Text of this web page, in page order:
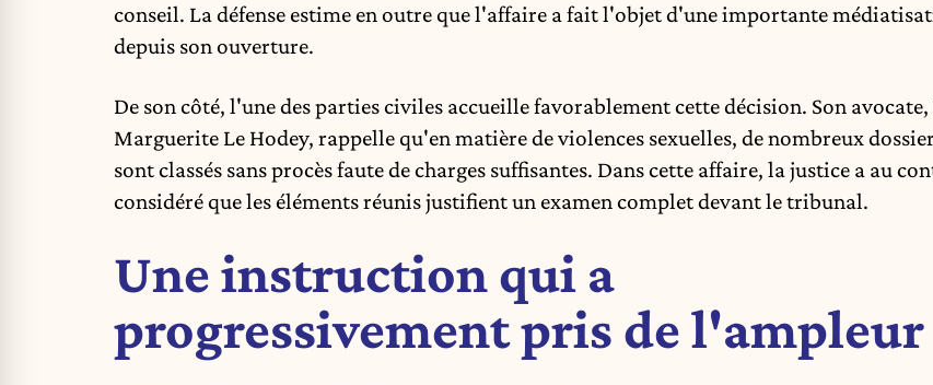
conseil. La défense estime en outre que l'affaire a fait l'objet d'une importante
depuis son ouverture.
De son côté, l'une des parties civiles accueille favorablement cette décision. Son
Marguerite Le Hodey, rappelle qu'en matière de violences sexuelles, de nombreux
sont classés sans procès faute de charges suffisantes. Dans cette affaire, la justice a au
considéré que les éléments réunis justifient un examen complet devant le tribunal.
Une instruction qui a
progressivement pris de l'ampleur